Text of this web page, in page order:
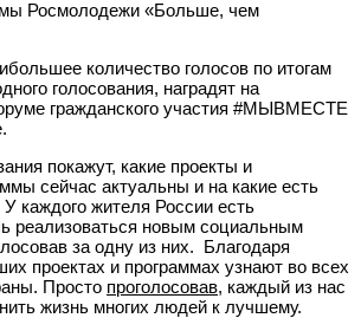
Росмолодежи «Больше, чем
количество голосов по итогам
голосования, наградят на
гражданского участия #МЫВМЕСТЕ
покажут, какие проекты и
сейчас актуальны и на какие есть
каждого жителя России есть
реализоваться новым социальным
за одну из них. Благодаря
проектах и программах узнают во всех
Просто проголосовав, каждый из нас
жизнь многих людей к лучшему.